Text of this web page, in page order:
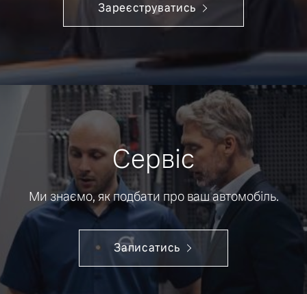
Зареєструватись
Сервіс
Ми знаємо, як подбати про ваш автомобіль.
Записатись